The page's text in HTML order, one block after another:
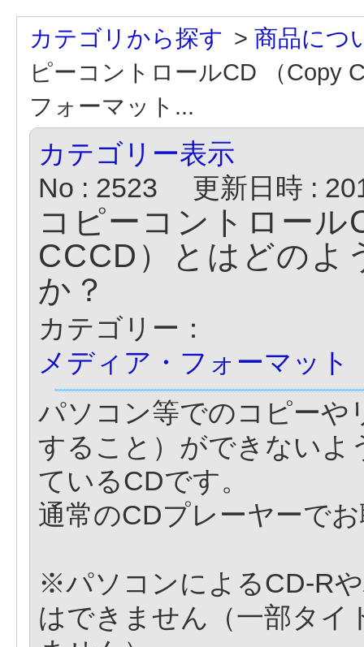
カテゴリから探す > 商品につ
ピーコントロールCD （Copy
フォーマット...
カテゴリー表示
No : 2523
更新日時 :
コピーコントロー
CCCD）とはどのよ
か？
カテゴリー：
メディア・フォーマット
パソコン等でのコピーや
すること）ができないよ
ているCDです。
通常のCDプレーヤーで
※パソコンによるCD-R
はできません（一部タイ